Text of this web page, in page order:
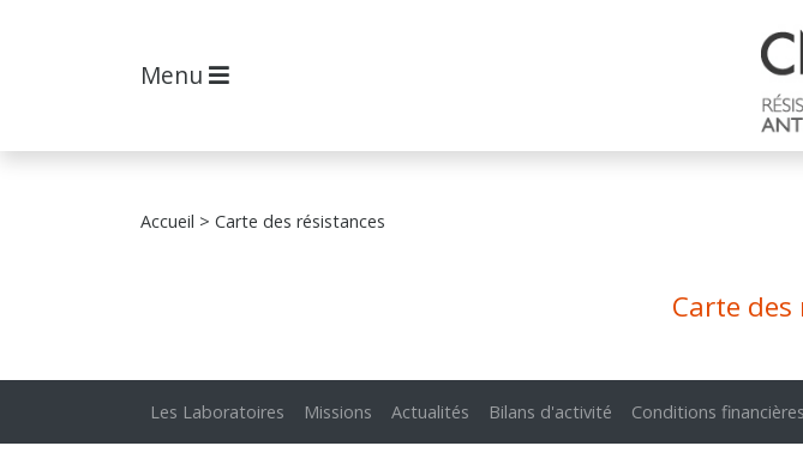
Menu
Accueil > Carte des résistances
Carte des
Les Laboratoires Missions Actualités Bilans d'activité Conditions financières